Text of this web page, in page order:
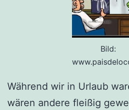
Bild:
Während wir in Urlaub
wären andere fleißig